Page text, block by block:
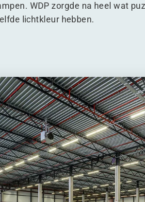
WDP zorgde na heel wat
lichtkleur hebben.